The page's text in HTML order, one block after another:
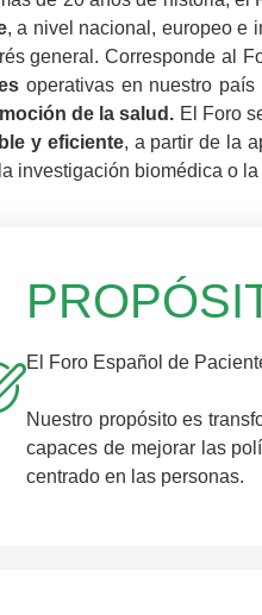
, a nivel nacional, europeo e
general. Corresponde al
operativas en nuestro
de la salud. El Foro
y eficiente, a partir de la
investigación biomédica o
El Foro Español de
Nuestro propósito es
capaces de mejorar las
centrado en las personas.